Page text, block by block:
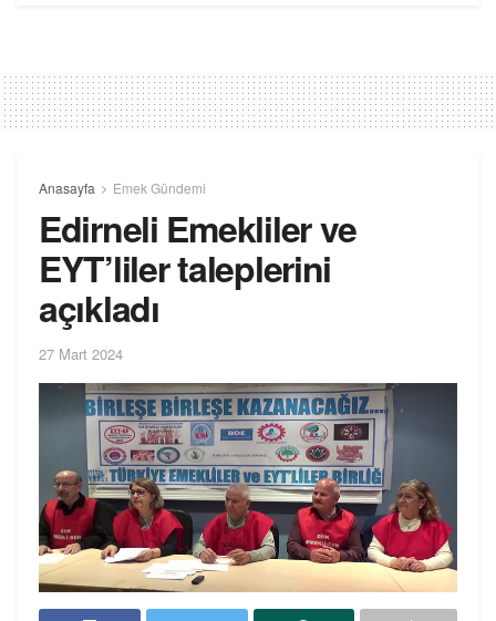
Anasayfa Emek Gündemi
Edirneli Emekliler ve
EYT’liler taleplerini
açıkladı
27 Mart 2024